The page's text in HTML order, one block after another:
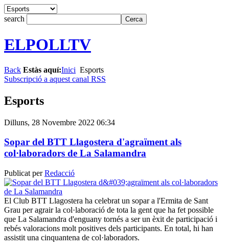
search
ELPOLLTV
Back Estàs aquí:Inici Esports
Subscripció a aquest canal RSS
Esports
Dilluns, 28 Novembre 2022 06:34
Sopar del BTT Llagostera d'agraïment als
col·laboradors de La Salamandra
Publicat perRedacció
El Club BTT Llagostera ha celebrat un sopar a l'Ermita de Sant
Grau per agrair la col·laboració de tota la gent que ha fet possible
que La Salamandra d'enguany tornés a ser un èxit de participació i
rebés valoracions molt positives dels participants. En total, hi han
assistit una cinquantena de col·laboradors.